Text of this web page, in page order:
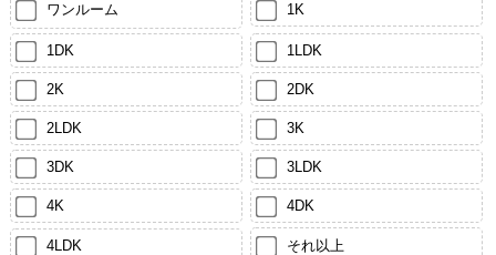
ワンルーム 1K
1DK 1LDK
2K 2DK
2LDK 3K
3DK 3LDK
4K 4DK
4LDK それ以上